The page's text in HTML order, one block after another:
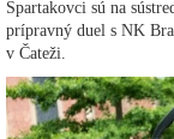
Spartakovci sú na
prípravný duel s NK
v Čateži.